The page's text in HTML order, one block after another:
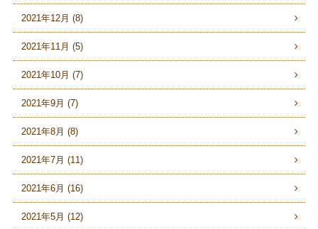
2021年12月 (8)
2021年11月 (5)
2021年10月 (7)
2021年9月 (7)
2021年8月 (8)
2021年7月 (11)
2021年6月 (16)
2021年5月 (12)